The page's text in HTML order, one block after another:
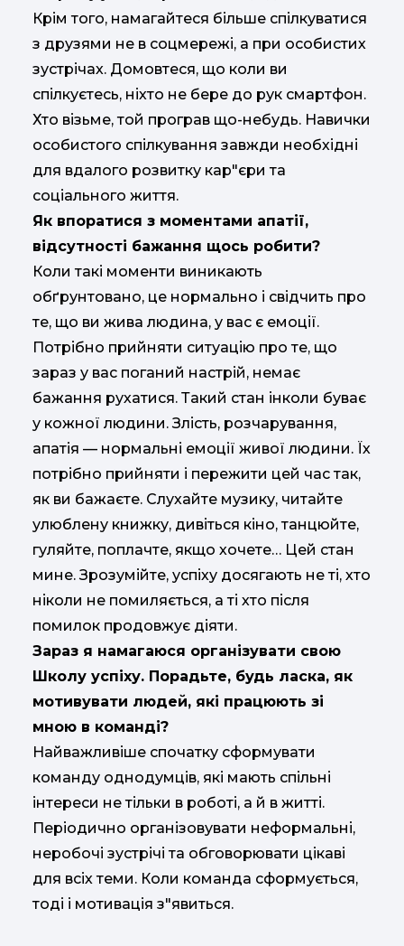
Крім того, намагайтеся більше спілкуватися
з друзями не в соцмережі, а при особистих
зустрічах. Домовтеся, що коли ви
спілкуєтесь, ніхто не бере до рук смартфон.
Хто візьме, той програв що-небудь. Навички
особистого спілкування завжди необхідні
для вдалого розвитку кар"єри та
соціального життя.
Як впоратися з моментами апатії,
відсутності бажання щось робити?
Коли такі моменти виникають
обґрунтовано, це нормально і свідчить про
те, що ви жива людина, у вас є емоції.
Потрібно прийняти ситуацію про те, що
зараз у вас поганий настрій, немає
бажання рухатися. Такий стан інколи буває
у кожної людини. Злість, розчарування,
апатія — нормальні емоції живої людини. Їх
потрібно прийняти і пережити цей час так,
як ви бажаєте. Слухайте музику, читайте
улюблену книжку, дивіться кіно, танцюйте,
гуляйте, поплачте, якщо хочете… Цей стан
мине. Зрозумійте, успіху досягають не ті, хто
ніколи не помиляється, а ті хто після
помилок продовжує діяти.
Зараз я намагаюся організувати свою
Школу успіху. Порадьте, будь ласка, як
мотивувати людей, які працюють зі
мною в команді?
Найважливіше спочатку сформувати
команду однодумців, які мають спільні
інтереси не тільки в роботі, а й в житті.
Періодично організовувати неформальні,
неробочі зустрічі та обговорювати цікаві
для всіх теми. Коли команда сформується,
тоді і мотивація з"явиться.